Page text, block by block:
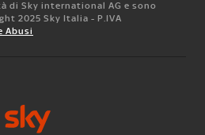
di Sky international AG e sono
2025 Sky Italia - P.IVA
Abusi